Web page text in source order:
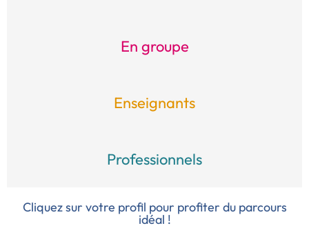
En groupe
Enseignants
Professionnels
Cliquez sur votre profil pour profiter du parcours
idéal !